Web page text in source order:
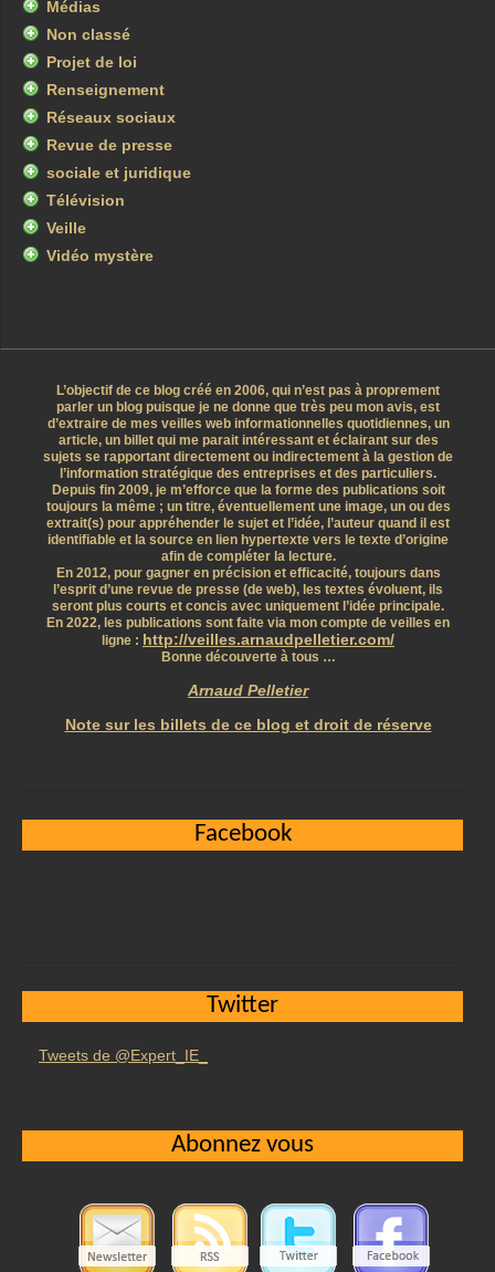
Médias
Non classé
Projet de loi
Renseignement
Réseaux sociaux
Revue de presse
sociale et juridique
Télévision
Veille
Vidéo mystère
L’objectif de ce blog créé en 2006, qui n’est pas à proprement
parler un blog puisque je ne donne que très peu mon avis, est
d’extraire de mes veilles web informationnelles quotidiennes, un
article, un billet qui me parait intéressant et éclairant sur des
sujets se rapportant directement ou indirectement à la gestion de
l’information stratégique des entreprises et des particuliers.
Depuis fin 2009, je m’efforce que la forme des publications soit
toujours la même ; un titre, éventuellement une image, un ou des
extrait(s) pour appréhender le sujet et l’idée, l’auteur quand il est
identifiable et la source en lien hypertexte vers le texte d’origine
afin de compléter la lecture.
En 2012, pour gagner en précision et efficacité, toujours dans
l’esprit d’une revue de presse (de web), les textes évoluent, ils
seront plus courts et concis avec uniquement l’idée principale.
En 2022, les publications sont faite via mon compte de veilles en
ligne : http://veilles.arnaudpelletier.com/
Bonne découverte à tous …
Arnaud Pelletier
Note sur les billets de ce blog et droit de réserve
Facebook
Twitter
Tweets de @Expert_IE_
Abonnez vous